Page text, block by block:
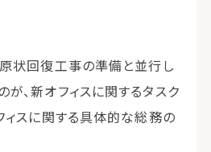
原状回復工事の準備と並行し
、新オフィスに関するタスク
ィスに関する具体的な総務の